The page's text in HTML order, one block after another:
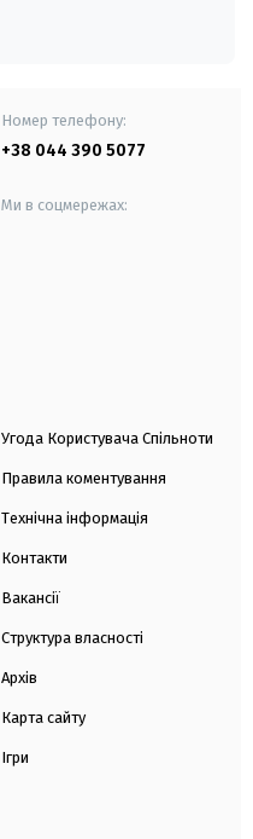
Номер телефону:
+38 044 390 5077
Ми в соцмережах:
Угода Користувача Спільноти
Правила коментування
Технічна інформація
Контакти
Вакансії
Структура власності
Архів
Карта сайту
Ігри